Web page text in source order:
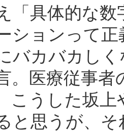
「具体的な
ションって
バカバカし
。医療従事者
こうした坂
と思うが、